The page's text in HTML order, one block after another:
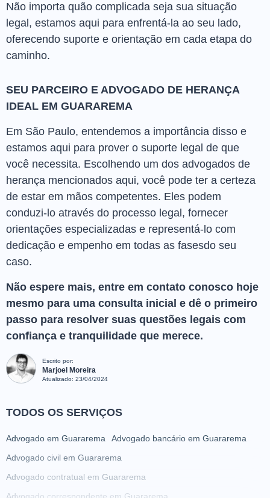
Não importa quão complicada seja sua situação
legal, estamos aqui para enfrentá-la ao seu lado,
oferecendo suporte e orientação em cada etapa do
caminho.
SEU PARCEIRO E ADVOGADO DE HERANÇA
IDEAL EM GUARAREMA
Em São Paulo, entendemos a importância disso e
estamos aqui para prover o suporte legal de que
você necessita. Escolhendo um dos advogados de
herança mencionados aqui, você pode ter a certeza
de estar em mãos competentes. Eles podem
conduzi-lo através do processo legal, fornecer
orientações especializadas e representá-lo com
dedicação e empenho em todas as fasesdo seu
caso.
Não espere mais, entre em contato conosco hoje
mesmo para uma consulta inicial e dê o primeiro
passo para resolver suas questões legais com
confiança e tranquilidade que merece.
Escrito por:
Marjoel Moreira
Atualizado: 23/04/2024
TODOS OS SERVIÇOS
Advogado em Guararema
Advogado bancário em Guararema
Advogado civil em Guararema
Advogado contratual em Guararema